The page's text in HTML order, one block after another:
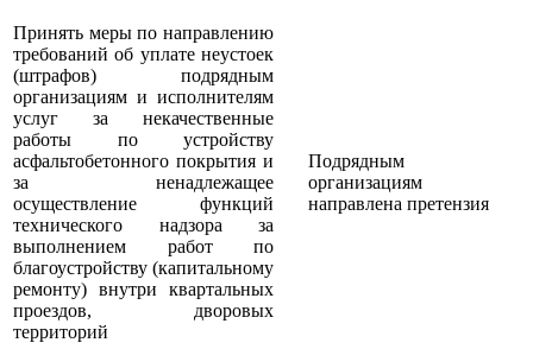
Принять меры по направлению
требований об уплате неустоек
(штрафов) подрядным
организациям и исполнителям
услуг за некачественные
работы по устройству
асфальтобетонного покрытия и
за ненадлежащее
осуществление функций
технического надзора за
выполнением работ по
благоустройству (капитальному
ремонту) внутри квартальных
проездов, дворовых
территорий
Подрядным
организациям
направлена претензия